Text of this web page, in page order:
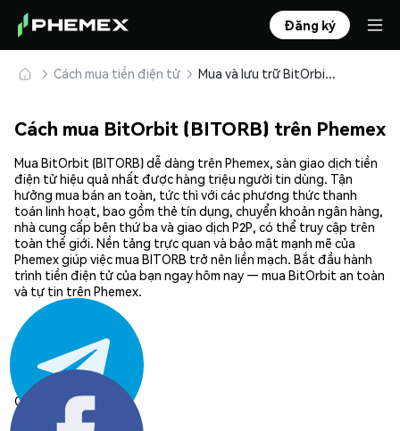
Đăng ký
Cách mua tiền điện tử Mua và lưu trữ BitOrbit (BITORB) an toàn
Cách mua BitOrbit (BITORB) trên Phemex
Mua BitOrbit (BITORB) dễ dàng trên Phemex, sàn giao dịch tiền
điện tử hiệu quả nhất được hàng triệu người tin dùng. Tận
hưởng mua bán an toàn, tức thì với các phương thức thanh
toán linh hoạt, bao gồm thẻ tín dụng, chuyển khoản ngân hàng,
nhà cung cấp bên thứ ba và giao dịch P2P, có thể truy cập trên
toàn thế giới. Nền tảng trực quan và bảo mật mạnh mẽ của
Phemex giúp việc mua BITORB trở nên liền mạch. Bắt đầu hành
trình tiền điện tử của bạn ngay hôm nay — mua BitOrbit an toàn
và tự tin trên Phemex.
Chia sẻ: